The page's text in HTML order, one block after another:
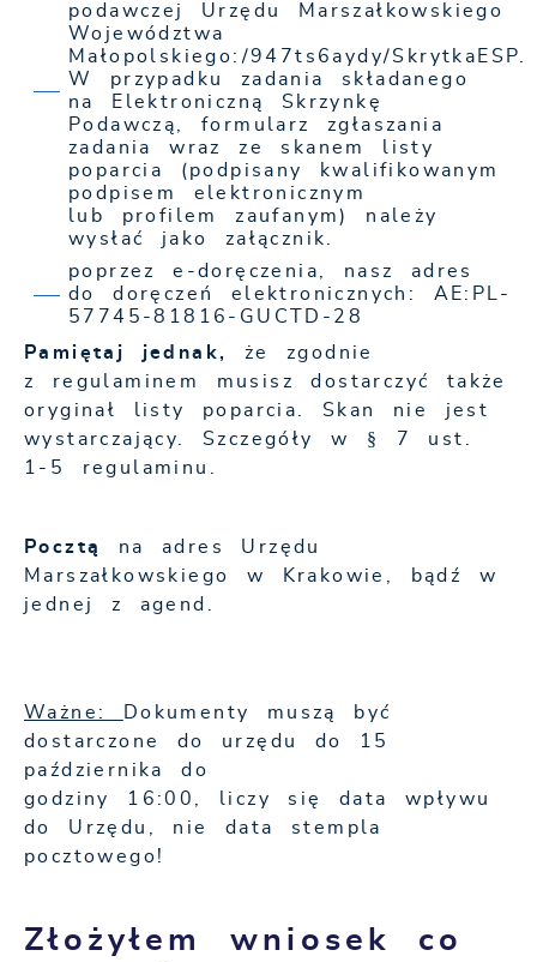
podawczej Urzędu Marszałkowskiego
Województwa
Małopolskiego:/947ts6aydy/SkrytkaESP.
W przypadku zadania składanego
na Elektroniczną Skrzynkę
Podawczą, formularz zgłaszania
zadania wraz ze skanem listy
poparcia (podpisany kwalifikowanym
podpisem elektronicznym
lub profilem zaufanym) należy
wysłać jako załącznik.
poprzez e-doręczenia, nasz adres
do doręczeń elektronicznych: AE:PL-
57745-81816-GUCTD-28
Pamiętaj jednak, że zgodnie
z regulaminem musisz dostarczyć także
oryginał listy poparcia. Skan nie jest
wystarczający. Szczegóły w § 7 ust.
1-5 regulaminu.
Pocztą na adres Urzędu
Marszałkowskiego w Krakowie, bądź w
jednej z agend.
Ważne:
Dokumenty muszą być
dostarczone do urzędu do 15
października do
godziny 16:00, liczy się data wpływu
do Urzędu, nie data stempla
pocztowego!
Złożyłem wniosek co